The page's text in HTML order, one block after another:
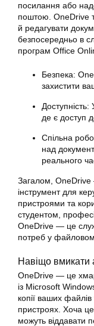
посилання або
поштою. OneDrive
й редагувати
безпосередньо в
програм Office
Безпека:
захистити
Доступність:
де є доступ
Спільна
над
реального
Загалом, OneDrive
інструмент для
пристроями та
студентом,
OneDrive — це
потреб у
Навіщо вмикати
OneDrive — це
із Microsoft
копії ваших
пристроях. Хоча
можуть віддавати